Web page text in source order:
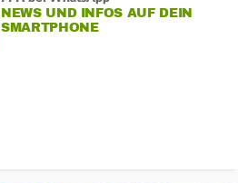
NEWS UND INFOS AUF DEIN
SMARTPHONE